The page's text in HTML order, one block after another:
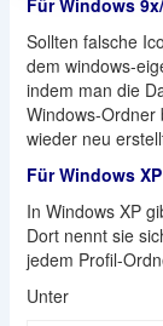
Sollten falsche
dem windows-
indem man die
Windows-Ordner
wieder neu
Für Windows XP
In Windows XP
Dort nennt sie
jedem Profil-
Unter